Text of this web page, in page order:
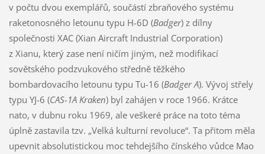
v počtu dvou exemplářů, součástí zbraňového systému
raketonosného letounu typu H-6D (Badger) z dílny
společnosti XAC (Xian Aircraft Industrial Corporation)
z Xianu, který zase není ničím jiným, než modifikací
sovětského podzvukového středně těžkého
bombardovacího letounu typu Tu-16 (Badger A). Vývoj střely
typu YJ-6 (CAS-1A Kraken) byl zahájen v roce 1966. Krátce
nato, v dubnu roku 1969, ale veškeré práce na toto téma
úplně zastavila tzv. „Velká kulturní revoluce“. Ta přitom měla
upevnit absolutistickou moc tehdejšího čínského vůdce Mao